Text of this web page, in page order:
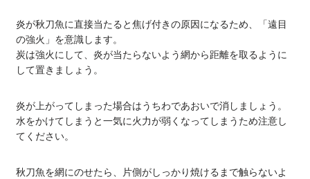
炎が秋刀魚に直接当たると焦げ付きの原因になるため、「遠目
の強火」を意識します。
炭は強火にして、炎が当たらないよう網から距離を取るように
して置きましょう。
炎が上がってしまった場合はうちわであおいで消しましょう。
水をかけてしまうと一気に火力が弱くなってしまうため注意し
てください。
秋刀魚を網にのせたら、片側がしっかり焼けるまで触らないよ